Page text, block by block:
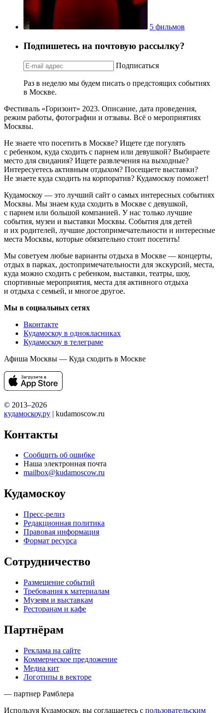
5 фильмов
Подпишетесь на почтовую рассылку?
Подписаться
Раз в неделю мы будем писать о предстоящих событиях
в Москве.
Фестиваль «Горизонт» 2023. Описание, дата проведения,
режим работы, фотографии и отзывы. Всё о мероприятиях
Москвы.
Не знаете что посетить в Москве? Ищете где погулять
с ребенком, куда сходить с парнем или девушкой? Выбираете
место для свидания? Ищете развлечения на выходные?
Интересуетесь активным отдыхом? Посещаете выставки?
Не знаете куда сходить на корпоратив? Кудамоскоу поможет!
Кудамоскоу — это лучший сайт о самых интересных событиях
Москвы. Мы знаем куда сходить в Москве с девушкой,
с парнем или большой компанией. У нас только лучшие
события, музеи и выставки Москвы. События для детей
и их родителей, лучшие достопримечательности и интересные
места Москвы, которые обязательно стоит посетить!
Мы советуем любые варианты отдыха в Москве — концерты,
отдых в парках, достопримечательности для экскурсий, места,
куда можно сходить с ребенком, выставки, театры, шоу,
спортивные мероприятия, места для активного отдыха
и отдыха с семьей, и многое другое.
Мы в социальных сетях
Вконтакте
Кудамоскоу в однокласниках
Кудамоскоу в телеграме
Афиша Москвы — Куда сходить в Москве
© 2013–2026
кудамоскоу.ру | kudamoscow.ru
Контакты
Сообщить об ошибке
Наша электронная почта
mailbox@kudamoscow.ru
Кудамоскоу
Пресс-релиз
Редакционная политика
Правовая информация
Формат ресурса
Сотрудничество
Размещение событий
Требования к материалам
Музеям и выставкам
Ресторанам и кафе
Партнёрам
Реклама на сайте
Коммерческое предложение
Медиа кит
Логотипы в векторе
— партнер Рамблера
Используя Кудамоскоу, вы соглашаетесь с пользовательским